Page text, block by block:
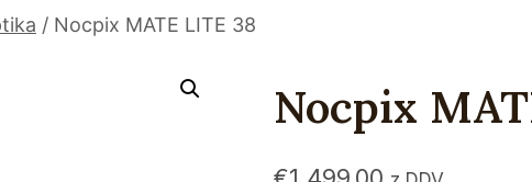
/ Nocpix MATE LITE 38
Nocpix